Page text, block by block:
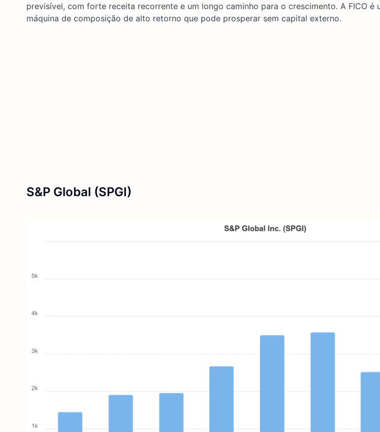
previsível, com forte receita recorrente e um longo caminho para o crescimento. A FICO é
máquina de composição de alto retorno que pode prosperar sem capital externo.
S&P Global (SPGI)